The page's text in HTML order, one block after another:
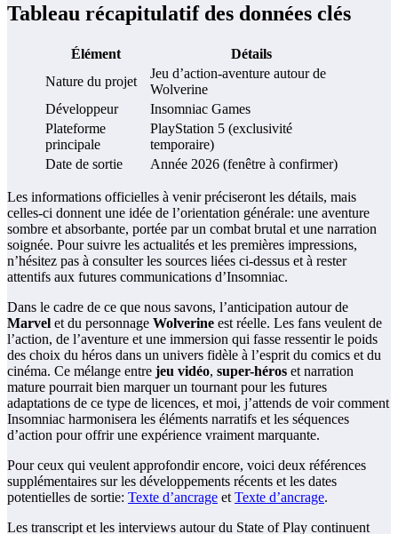
Tableau récapitulatif des données clés
Élément
Détails
Nature du projet
Jeu d’action-aventure autour de
Wolverine
Développeur
Insomniac Games
Plateforme
principale
PlayStation 5 (exclusivité
temporaire)
Date de sortie
Année 2026 (fenêtre à confirmer)
Les informations officielles à venir préciseront les détails, mais
celles-ci donnent une idée de l’orientation générale: une aventure
sombre et absorbante, portée par un combat brutal et une narration
soignée. Pour suivre les actualités et les premières impressions,
n’hésitez pas à consulter les sources liées ci-dessus et à rester
attentifs aux futures communications d’Insomniac.
Dans le cadre de ce que nous savons, l’anticipation autour de
Marvel et du personnage Wolverine est réelle. Les fans veulent de
l’action, de l’aventure et une immersion qui fasse ressentir le poids
des choix du héros dans un univers fidèle à l’esprit du comics et du
cinéma. Ce mélange entre jeu vidéo, super-héros et narration
mature pourrait bien marquer un tournant pour les futures
adaptations de ce type de licences, et moi, j’attends de voir comment
Insomniac harmonisera les éléments narratifs et les séquences
d’action pour offrir une expérience vraiment marquante.
Pour ceux qui veulent approfondir encore, voici deux références
supplémentaires sur les développements récents et les dates
potentielles de sortie: Texte d’ancrage et Texte d’ancrage.
Les transcript et les interviews autour du State of Play continuent